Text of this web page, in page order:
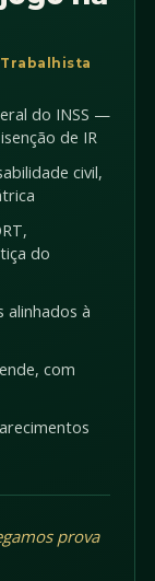
Trabalhista
do INSS —
de IR
civil,
do
alinhados à
com
prova